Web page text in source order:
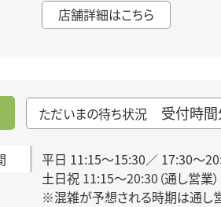
店舗詳細はこちら
ただいまの待ち状況 受付時
平日 11:15～15:30／ 17:30～
土日祝 11:15～20:30（通し営業）
※混雑が予想される時期は通し